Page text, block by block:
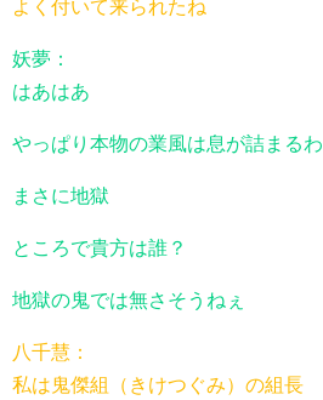
よく付いて来られたね
妖夢：
はあはあ
やっぱり本物の業風は息が詰まるわ
まさに地獄
ところで貴方は誰？
地獄の鬼では無さそうねぇ
八千慧：
私は鬼傑組（きけつぐみ）の組長